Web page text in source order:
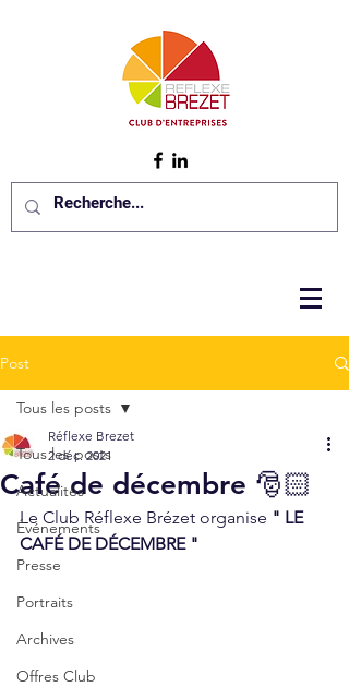
Post
Tous les posts
Actualités
Événements
Presse
Portraits
Archives
Offres Club
Tous les posts
Café de décembre 🎅🏻
Réflexe Brezet
2 déc. 2021
Le Club Réflexe Brézet organise " LE
CAFÉ DE DÉCEMBRE "